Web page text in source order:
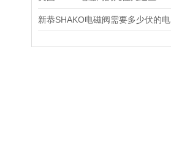
新恭SHAKO电磁阀需要多少伏的电